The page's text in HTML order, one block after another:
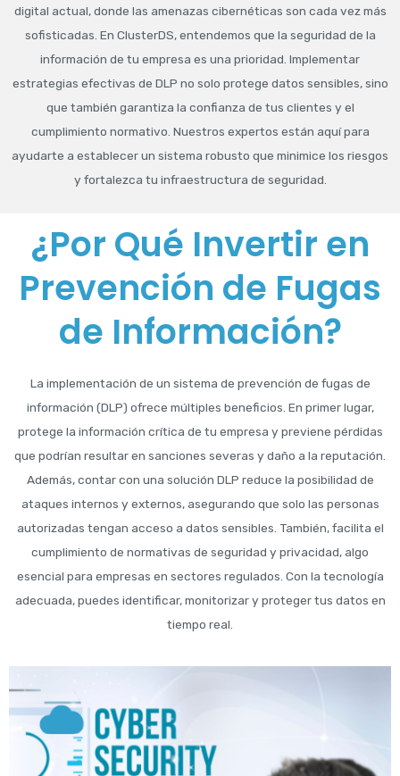
digital actual, donde las amenazas cibernéticas son cada vez más
sofisticadas. En ClusterDS, entendemos que la seguridad de la
información de tu empresa es una prioridad. Implementar
estrategias efectivas de DLP no solo protege datos sensibles, sino
que también garantiza la confianza de tus clientes y el
cumplimiento normativo. Nuestros expertos están aquí para
ayudarte a establecer un sistema robusto que minimice los riesgos
y fortalezca tu infraestructura de seguridad.
¿Por Qué Invertir en
Prevención de Fugas
de Información?
La implementación de un sistema de prevención de fugas de
información (DLP) ofrece múltiples beneficios. En primer lugar,
protege la información crítica de tu empresa y previene pérdidas
que podrían resultar en sanciones severas y daño a la reputación.
Además, contar con una solución DLP reduce la posibilidad de
ataques internos y externos, asegurando que solo las personas
autorizadas tengan acceso a datos sensibles. También, facilita el
cumplimiento de normativas de seguridad y privacidad, algo
esencial para empresas en sectores regulados. Con la tecnología
adecuada, puedes identificar, monitorizar y proteger tus datos en
tiempo real.